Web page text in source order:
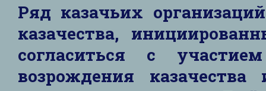
Ряд казачьих
казачества,
согласиться с
возрождения